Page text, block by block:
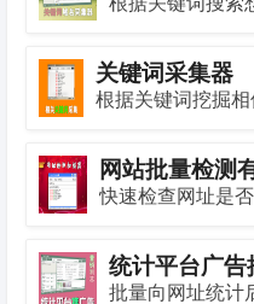
关键词采集器
根据关键词挖掘
网站批量检测
快速检查网址是
统计平台广告
批量向网址统计